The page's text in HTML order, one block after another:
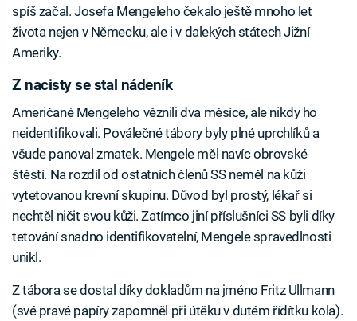
spíš začal. Josefa Mengeleho čekalo ještě mnoho let
života nejen v Německu, ale i v dalekých státech Jižní
Ameriky.
Z nacisty se stal nádeník
Američané Mengeleho věznili dva měsíce, ale nikdy ho
neidentifikovali. Poválečné tábory byly plné uprchlíků a
všude panoval zmatek. Mengele měl navíc obrovské
štěstí. Na rozdíl od ostatních členů SS neměl na kůži
vytetovanou krevní skupinu. Důvod byl prostý, lékař si
nechtěl ničit svou kůži. Zatímco jiní příslušníci SS byli díky
tetování snadno identifikovatelní, Mengele spravedlnosti
unikl.
Z tábora se dostal díky dokladům na jméno Fritz Ullmann
(své pravé papíry zapomněl při útěku v dutém řídítku kola).